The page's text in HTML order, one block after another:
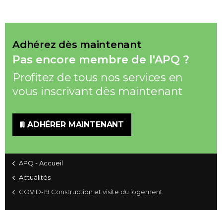
Adhérez dès maintenant
Pas encore membre de l'APQ ?
Profitez de tous nos services en
vous inscrivant dès maintenant
ADHÉRER MAINTENANT
APQ - Accueil
Actualités
COVID-19 Construction et visite du logement